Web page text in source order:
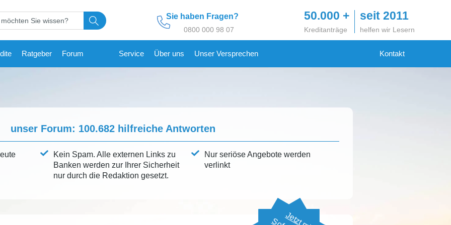
Sie haben Fragen?
0800 000 98 07
50.000 +
Kreditanträge
seit 2011
helfen wir Lesern
Ratgeber Forum Service Über uns Unser Versprechen Kontakt
unser Forum: 100.682hilfreiche Antworten
Kein Spam. Alle externen Links zu
Banken werden zur Ihrer Sicherheit
nur durch die Redaktion gesetzt.
Nur seriöse Angebote werden
verlinkt